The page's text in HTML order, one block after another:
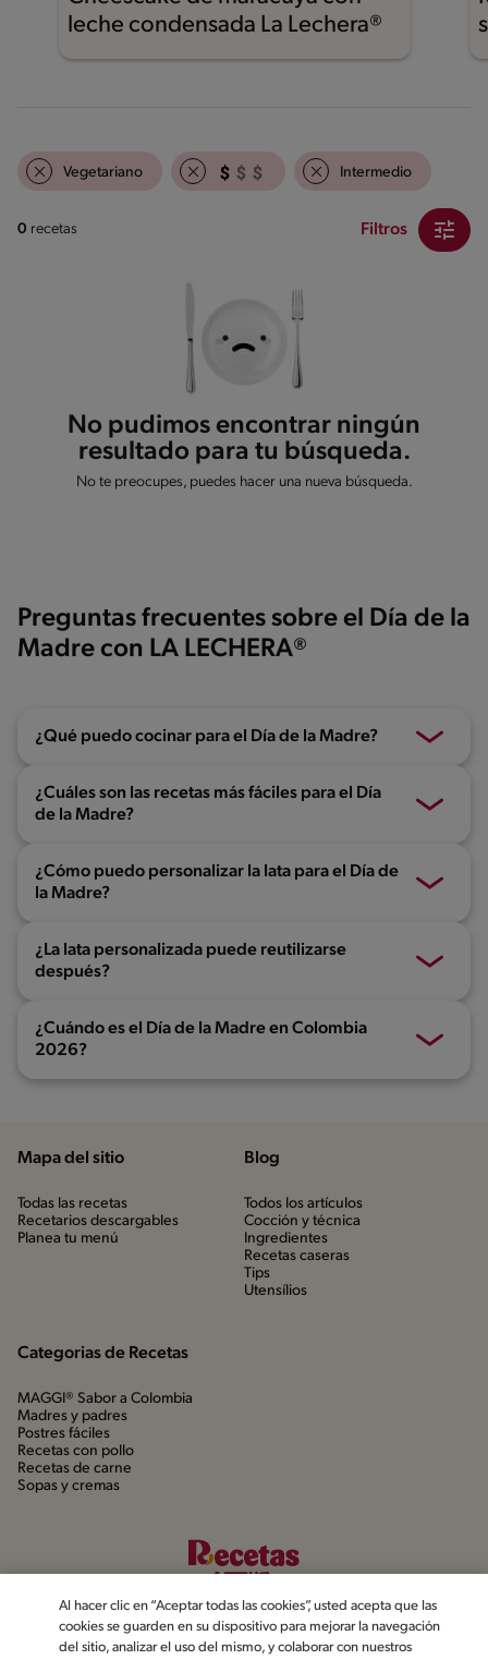
leche condensada La Lechera®
Vegetariano Intermedio
0 recetas Filtros
No pudimos encontrar ningún
resultado para tu búsqueda.
No te preocupes, puedes hacer una nueva búsqueda.
Preguntas frecuentes sobre el Día de la
Madre con LA LECHERA®
¿Qué puedo cocinar para el Día de la Madre?
¿Cuáles son las recetas más fáciles para el Día
de la Madre?
¿Cómo puedo personalizar la lata para el Día de
la Madre?
¿La lata personalizada puede reutilizarse
después?
¿Cuándo es el Día de la Madre en Colombia
2026?
Mapa del sitio
Todas las recetas
Recetarios descargables
Planea tu menú
Blog
Todos los artículos
Cocción y técnica
Ingredientes
Recetas caseras
Tips
Utensílios
Categorias de Recetas
MAGGI® Sabor a Colombia
Madres y padres
Postres fáciles
Recetas con pollo
Recetas de carne
Sopas y cremas
Al hacer clic en “Aceptar todas las cookies”, usted acepta que las
cookies se guarden en su dispositivo para mejorar la navegación
del sitio, analizar el uso del mismo, y colaborar con nuestros